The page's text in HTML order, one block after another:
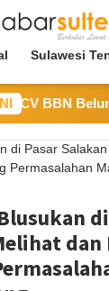
Sulawesi
BBN Belum
dan